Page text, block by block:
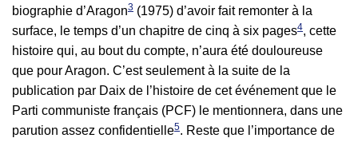
biographie d’Aragon3 (1975) d’avoir fait remonter à la
surface, le temps d’un chapitre de cinq à six pages4, cette
histoire qui, au bout du compte, n’aura été douloureuse
que pour Aragon. C’est seulement à la suite de la
publication par Daix de l’histoire de cet événement que le
Parti communiste français (PCF) le mentionnera, dans une
parution assez confidentielle5. Reste que l’importance de